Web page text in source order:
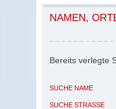
NAMEN,
Bereits verlegte
SUCHE NAME
SUCHE STRASSE